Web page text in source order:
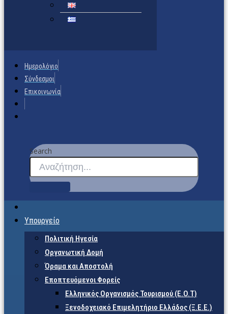
Ημερολόγιο
Σύνδεσμοι
Επικοινωνία
Search
Υπουργείο
Πολιτική Ηγεσία
Οργανωτική Δομή
Όραμα και Αποστολή
Εποπτευόμενοι Φορείς
Eλληνικός Οργανισμός Τουρισμού (Ε.Ο.Τ)
Ξενοδοχειακό Επιμελητήριο Ελλάδος (Ξ.Ε.Ε.)